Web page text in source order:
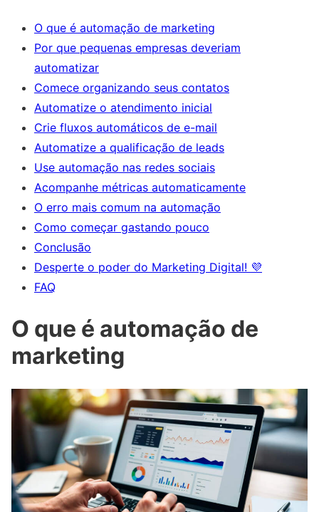
O que é automação de marketing
Por que pequenas empresas deveriam
automatizar
Comece organizando seus contatos
Automatize o atendimento inicial
Crie fluxos automáticos de e-mail
Automatize a qualificação de leads
Use automação nas redes sociais
Acompanhe métricas automaticamente
O erro mais comum na automação
Como começar gastando pouco
Conclusão
Desperte o poder do Marketing Digital! 💜
FAQ
O que é automação de
marketing